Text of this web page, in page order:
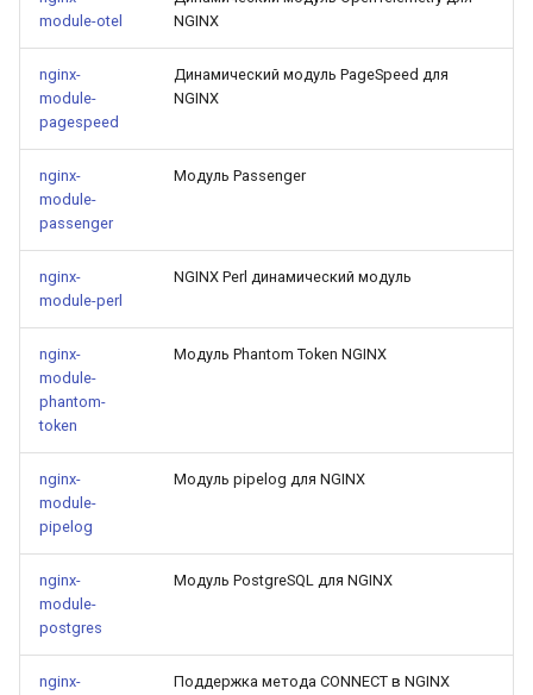
module-otel
NGINX
nginx-
module-
pagespeed
Динамический модуль PageSpeed для
NGINX
nginx-
module-
passenger
Модуль Passenger
nginx-
module-perl
NGINX Perl динамический модуль
nginx-
module-
phantom-
token
Модуль Phantom Token NGINX
nginx-
module-
pipelog
Модуль pipelog для NGINX
nginx-
module-
postgres
Модуль PostgreSQL для NGINX
nginx-
Поддержка метода CONNECT в NGINX